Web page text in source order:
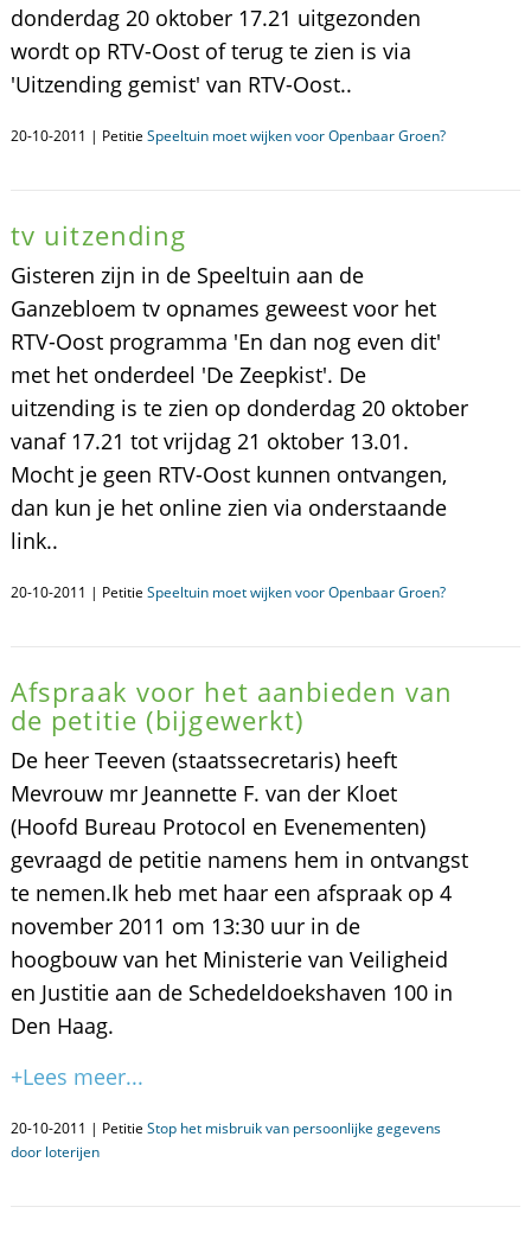
donderdag 20 oktober 17.21 uitgezonden
wordt op RTV-Oost of terug te zien is via
'Uitzending gemist' van RTV-Oost..
20-10-2011 | Petitie Speeltuin moet wijken voor Openbaar Groen?
tv uitzending
Gisteren zijn in de Speeltuin aan de
Ganzebloem tv opnames geweest voor het
RTV-Oost programma 'En dan nog even dit'
met het onderdeel 'De Zeepkist'. De
uitzending is te zien op donderdag 20 oktober
vanaf 17.21 tot vrijdag 21 oktober 13.01.
Mocht je geen RTV-Oost kunnen ontvangen,
dan kun je het online zien via onderstaande
link..
20-10-2011 | Petitie Speeltuin moet wijken voor Openbaar Groen?
Afspraak voor het aanbieden van
de petitie (bijgewerkt)
De heer Teeven (staatssecretaris) heeft
Mevrouw mr Jeannette F. van der Kloet
(Hoofd Bureau Protocol en Evenementen)
gevraagd de petitie namens hem in ontvangst
te nemen.Ik heb met haar een afspraak op 4
november 2011 om 13:30 uur in de
hoogbouw van het Ministerie van Veiligheid
en Justitie aan de Schedeldoekshaven 100 in
Den Haag.
+Lees meer...
20-10-2011 | Petitie Stop het misbruik van persoonlijke gegevens
door loterijen